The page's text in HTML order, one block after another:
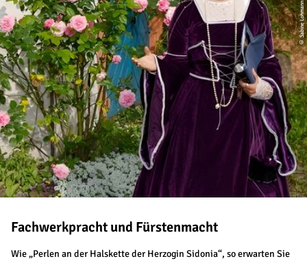
© Sabine Lohmann
Fachwerkpracht und Fürstenmacht
Wie „Perlen an der Halskette der Herzogin Sidonia“, so erwarten Sie